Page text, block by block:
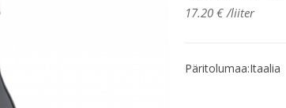
17.20€ /liiter
Päritolumaa:Itaalia